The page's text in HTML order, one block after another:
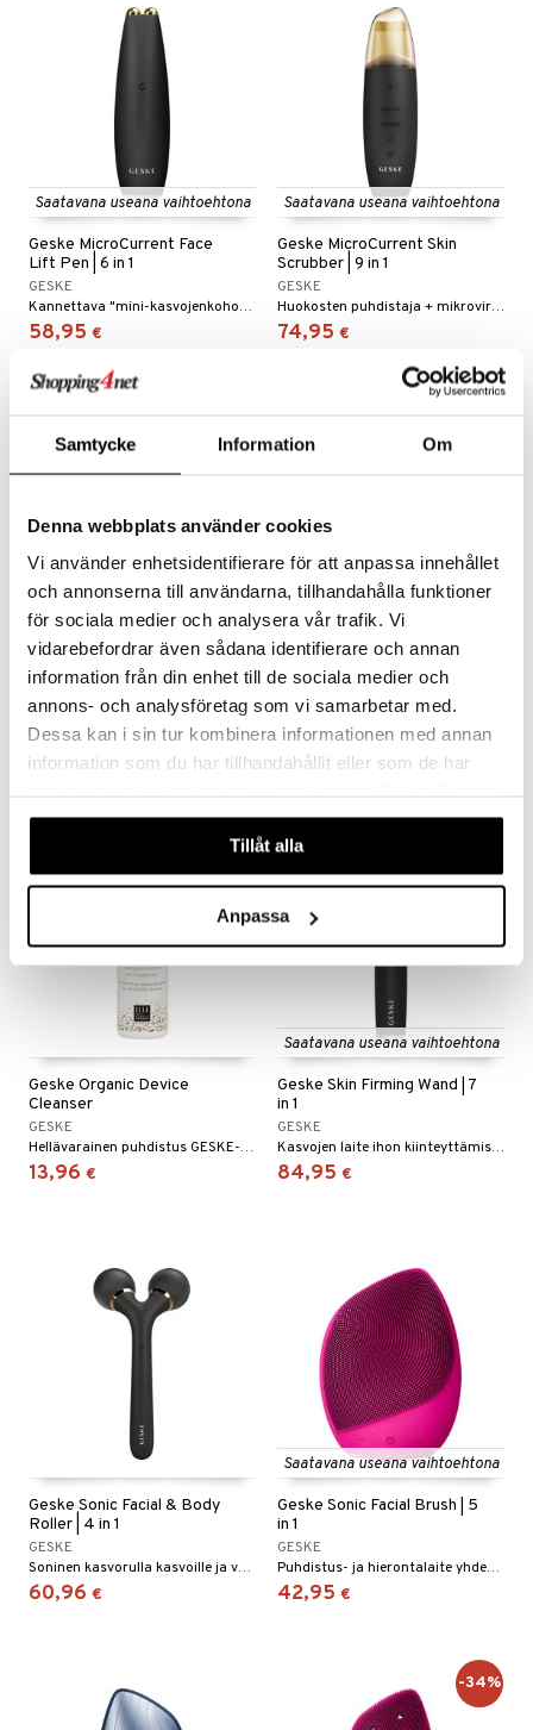
Samtycke Information Om
Denna webbplats använder cookies
Vi använder enhetsidentifierare för att anpassa innehållet
och annonserna till användarna, tillhandahålla funktioner
för sociala medier och analysera vår trafik. Vi
vidarebefordrar även sådana identifierare och annan
information från din enhet till de sociala medier och
annons- och analysföretag som vi samarbetar med.
Dessa kan i sin tur kombinera informationen med annan
information som du har tillhandahållit eller som de har
våra cookies vid fortsatt användande av vår webbplats.
Tillåt alla
Anpassa
Saatavana useana vaihtoehtona
Geske MicroCurrent Face
Lift Pen | 6 in 1
GESKE
Kannettava "mini-kasvojenkohotus" -laite kotikäyttöön Geskeltä.
58,95 €
Saatavana useana vaihtoehtona
Geske MicroCurrent Skin
Scrubber | 9 in 1
GESKE
Huokosten puhdistaja + mikrovirta-nostolaite kotikäyttöön
74,95 €
Geske MicroNeedle Face &
Body Roller | 9 in 1
GESKE
Microneedling-laite (dermaroller) kasvoille ja vartalolle Geskeltä.
84,95 €
Roller | 9 in 1
GESKE
Microneedling-rulla (dermarulla) kasvoille Genskeltä
60,96 €
Geske Organic Device
Cleanser
GESKE
Hellävarainen puhdistus GESKE-laitteille
13,96 €
Saatavana useana vaihtoehtona
Geske Skin Firming Wand | 7
in 1
GESKE
Kasvojen laite ihon kiinteyttämiseen ja ikääntymisen ehkäisyyn Geskeltä.
84,95 €
Geske Sonic Facial & Body
Roller | 4 in 1
GESKE
Soninen kasvorulla kasvoille ja vartalolle, Geske.
60,96 €
Saatavana useana vaihtoehtona
Geske Sonic Facial Brush | 5
in 1
GESKE
Puhdistus- ja hierontalaite yhdessä Geskeltä
42,95 €
-34%